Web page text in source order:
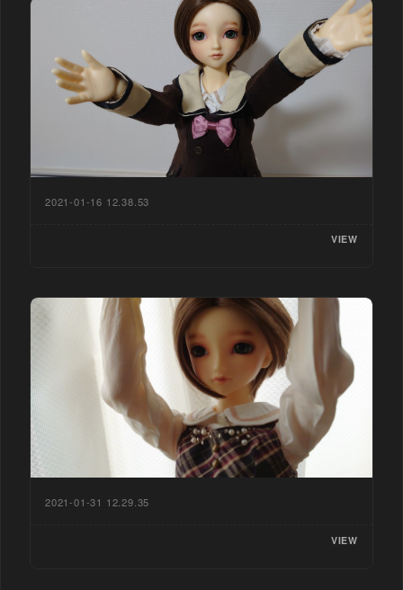
2021-01-16 12.38.53
VIEW
2021-01-31 12.29.35
VIEW